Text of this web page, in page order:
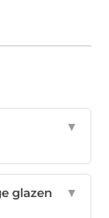
▼
glazen
▼